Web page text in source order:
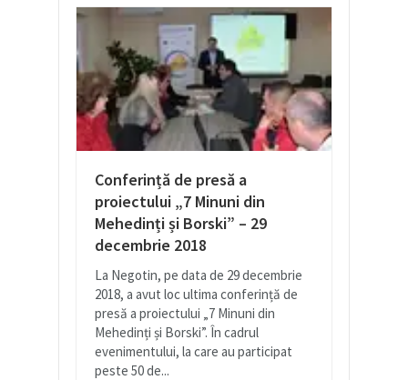
Conferință de presă a
proiectului „7 Minuni din
Mehedinți și Borski” – 29
decembrie 2018
La Negotin, pe data de 29 decembrie
2018, a avut loc ultima conferință de
presă a proiectului „7 Minuni din
Mehedinți și Borski”. În cadrul
evenimentului, la care au participat
peste 50 de...